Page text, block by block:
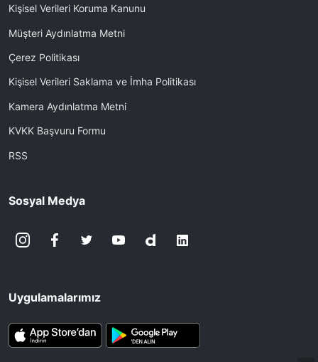
Kişisel Verileri Koruma Kanunu
Müşteri Aydınlatma Metni
Çerez Politikası
Kişisel Verileri Saklama ve İmha Politikası
Kamera Aydınlatma Metni
KVKK Başvuru Formu
RSS
Sosyal Medya
Uygulamalarımız